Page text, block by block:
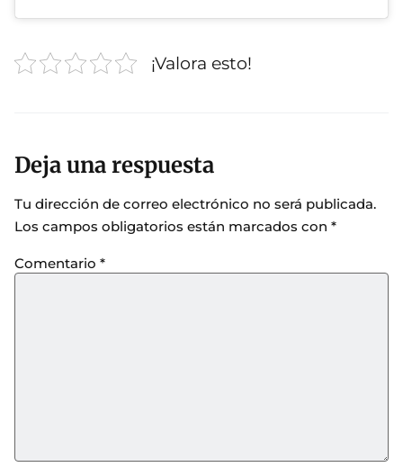
¡Valora esto!
Deja una respuesta
Tu dirección de correo electrónico no será publicada.
Los campos obligatorios están marcados con *
Comentario *